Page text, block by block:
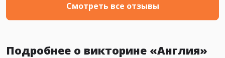
Смотреть все отзывы
Подробнее о викторине «Англия»